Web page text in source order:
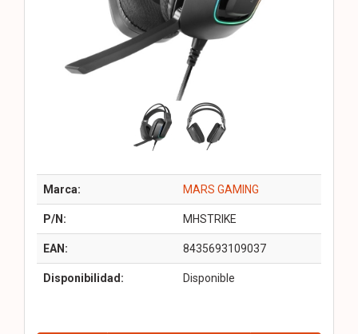
Marca: MARS GAMING
P/N: MHSTRIKE
EAN: 8435693109037
Disponibilidad: Disponible